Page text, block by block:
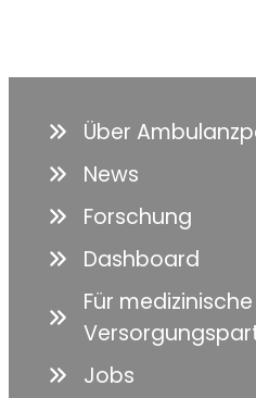
Über
News
Forschung
Dashboard
Für
Jobs